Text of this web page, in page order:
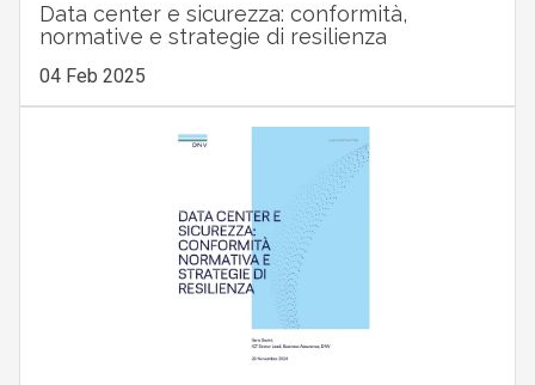
Data center e sicurezza: conformità,
normative e strategie di resilienza
04 Feb 2025